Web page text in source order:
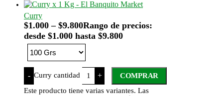
Curry
$1.000 – $9.800Rango de precios:
desde $1.000 hasta $9.800
- Curry cantidad +
COMPRAR
Este producto tiene varias variantes. Las